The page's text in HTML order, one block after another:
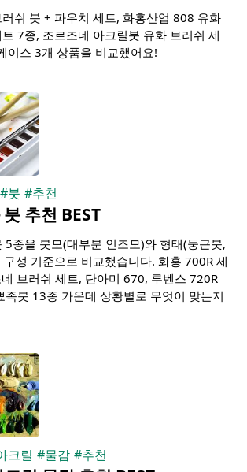
쉬 붓 + 파우치 세트, 화홍산업 808 유화
7종, 조르조네 아크릴붓 유화 브러쉬 세
이스 3개 상품을 비교했어요!
#붓 #추천
추천 BEST
5종을 붓모(대부분 인조모)와 형태(둥근붓,
성 기준으로 비교했습니다. 화홍 700R 세
브러쉬 세트, 단아미 670, 루벤스 720R
족붓 13종 가운데 상황별로 무엇이 맞는지
크릴 #물감 #추천